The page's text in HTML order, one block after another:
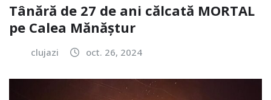
Tânără de 27 de ani călcată MORTAL
pe Calea Mănăștur
clujazi oct. 26, 2024